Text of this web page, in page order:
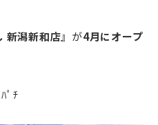
新潟新和店』 が4月にオープ
ﾟﾁ